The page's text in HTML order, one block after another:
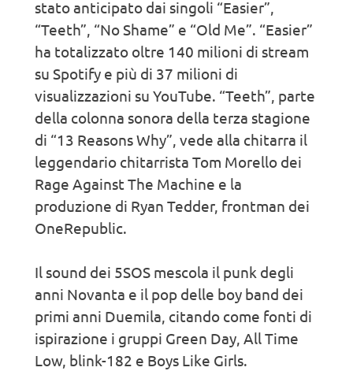
stato anticipato dai singoli “Easier”,
“Teeth”, “No Shame” e “Old Me”. “Easier”
ha totalizzato oltre 140 milioni di stream
su Spotify e più di 37 milioni di
visualizzazioni su YouTube. “Teeth”, parte
della colonna sonora della terza stagione
di “13 Reasons Why”, vede alla chitarra il
leggendario chitarrista Tom Morello dei
Rage Against The Machine e la
produzione di Ryan Tedder, frontman dei
OneRepublic.
Il sound dei 5SOS mescola il punk degli
anni Novanta e il pop delle boy band dei
primi anni Duemila, citando come fonti di
ispirazione i gruppi Green Day, All Time
Low, blink-182 e Boys Like Girls.